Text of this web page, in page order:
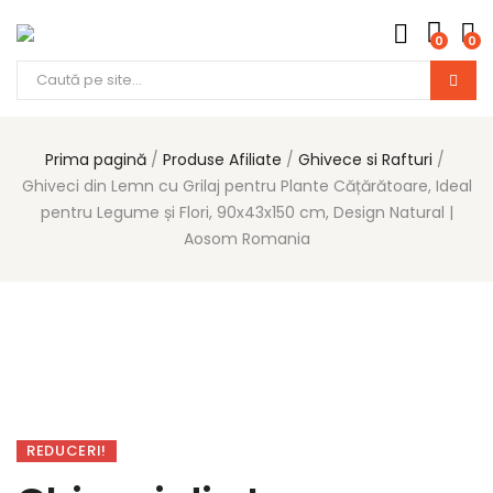
0 0
Prima pagină Produse Afiliate
Ghivece si Rafturi
Ghiveci din Lemn cu Grilaj pentru Plante Cățărătoare, Ideal
pentru Legume și Flori, 90x43x150 cm, Design Natural |
Aosom Romania
REDUCERI!